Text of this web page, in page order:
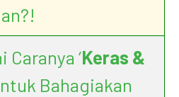
What Causes Colorectal
Caranya ‘Keras &
Bahagiakan